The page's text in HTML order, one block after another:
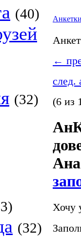
(40)
(32)
(32)
←
след.
(6 из
Хочу